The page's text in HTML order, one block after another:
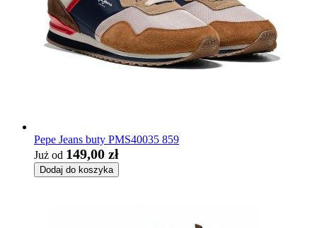
Pepe Jeans buty PMS40035 859
Już od 149,00 zł
Dodaj do koszyka